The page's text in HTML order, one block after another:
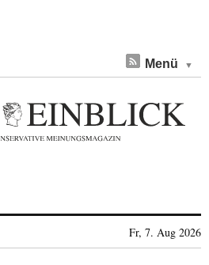
Menü
Fr, 7. Aug 2026